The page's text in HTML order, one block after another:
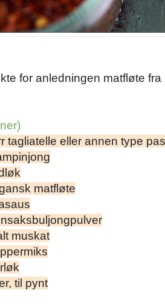
for anledningen matfløte fra
tagliatelle eller annen type
matfløte
muskat
til pynt